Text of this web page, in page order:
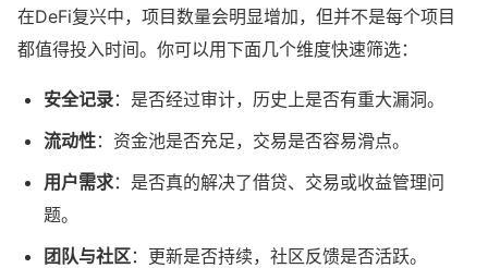
在DeFi复兴中，项目数量会明显增加，但并不是每个项目
都值得投入时间。你可以用下面几个维度快速筛选：
安全记录：是否经过审计，历史上是否有重大漏洞。
流动性：资金池是否充足，交易是否容易滑点。
用户需求：是否真的解决了借贷、交易或收益管理问
题。
团队与社区：更新是否持续，社区反馈是否活跃。